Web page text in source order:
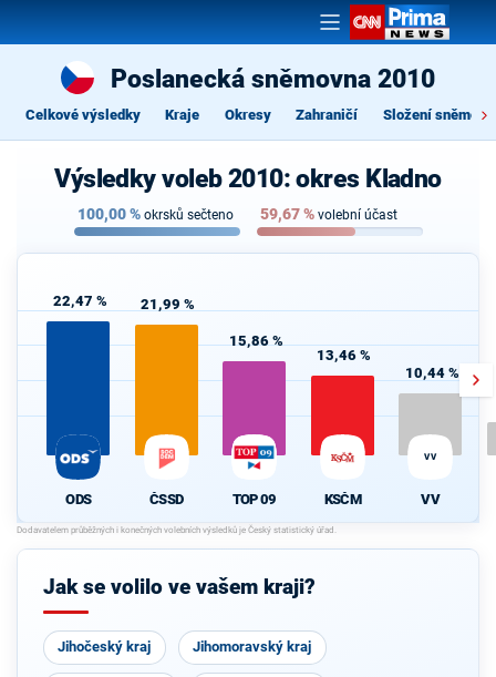
Poslanecká sněmovna 2010
Celkové výsledky Kraje Okresy Zahraničí Složení
Výsledky voleb 2010: okres Kladno
100,00% okrsků sečteno 59,67% volební účast
22,47 %
ODS
21,99 %
ČSSD
15,86 %
TOP 09
13,46 %
KSČM
10,44 %
VV
VV
Jak se volilo ve vašem kraji?
Jihočeský kraj Jihomoravský kraj